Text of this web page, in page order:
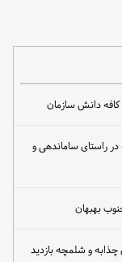
در راستای ساماندهی و
بهبهان
و شلمچه بازدید